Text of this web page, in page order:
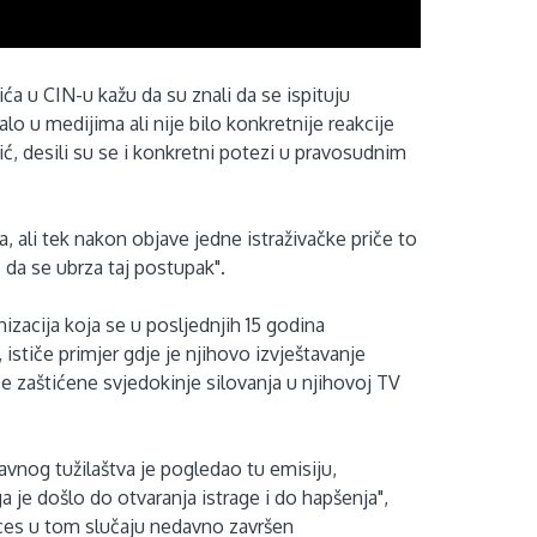
u CIN-u kažu da su znali da se ispituju
u medijima ali nije bilo konkretnije reakcije
desili su se i konkretni potezi u pravosudnim
ali tek nakon objave jedne istraživačke priče to
se ubrza taj postupak".
koja se u posljednjih 15 godina
primjer gdje je njihovo izvještavanje
zaštićene svjedokinje silovanja u njihovoj TV
tužilaštva je pogledao tu emisiju,
je došlo do otvaranja istrage i do hapšenja",
u tom slučaju nedavno završen